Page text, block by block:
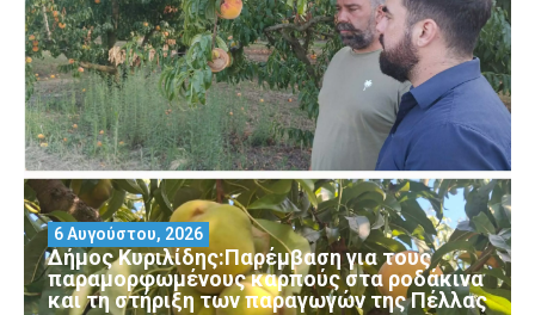
Δήμος Κυριλίδης:Παρέμβαση για τους
παραμορφωμένους καρπούς στα ροδάκινα
και τη στήριξη των παραγωγών της Πέλλας
6 Αυγούστου, 2026